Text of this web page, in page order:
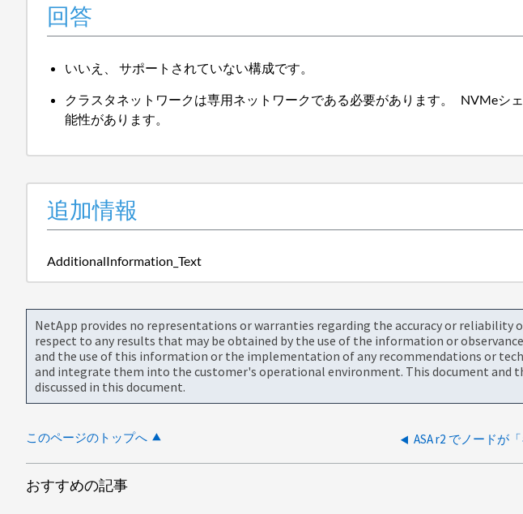
回答
いいえ、 サポートされていない構成です。
クラスタネットワークは専用ネットワークである必要があります。 NVMeシ
能性があります。
追加情報
AdditionalInformation_Text
NetApp provides no representations or warranties regarding the accuracy or
respect to any results that may be obtained by the use of the information or
and the use of this information or the implementation of any recommendations or
and integrate them into the customer's operational environment. This document and
discussed in this document.
このページのトップへ
おすすめの記事